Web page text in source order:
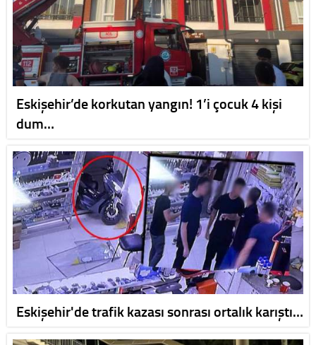
Eskişehir’de korkutan yangın! 1’i çocuk 4 kişi
dum…
Eskişehir'de trafik kazası sonrası ortalık karıştı…